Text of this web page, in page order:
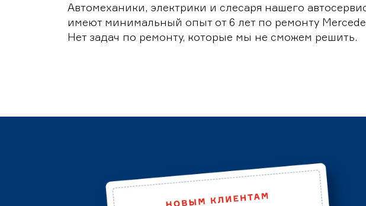
Автомеханики, электрики и слесаря нашего
имеют минимальный опыт от 6 лет по ремонту
Нет задач по ремонту, которые мы не сможем решить.